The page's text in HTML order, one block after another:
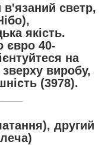
в'язаний светр,
якість.
євро 40-
на
виробу,
(3978).
другий